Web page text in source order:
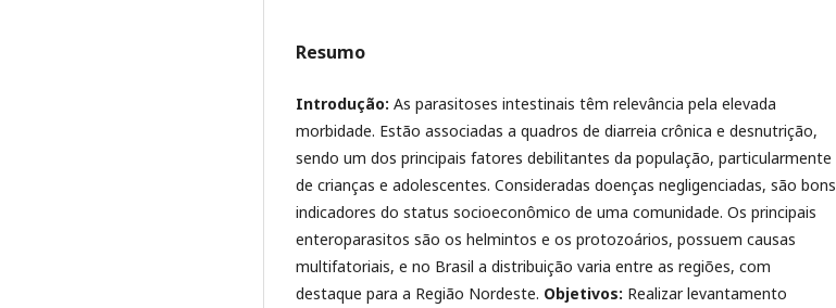
Resumo
Introdução: As parasitoses intestinais têm relevância pela elevada
morbidade. Estão associadas a quadros de diarreia crônica e desnutrição,
sendo um dos principais fatores debilitantes da população, particularmente
de crianças e adolescentes. Consideradas doenças negligenciadas, são bons
indicadores do status socioeconômico de uma comunidade. Os principais
enteroparasitos são os helmintos e os protozoários, possuem causas
multifatoriais, e no Brasil a distribuição varia entre as regiões, com
destaque para a Região Nordeste. Objetivos: Realizar levantamento